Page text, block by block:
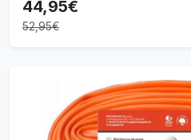
44,95€
52,95€